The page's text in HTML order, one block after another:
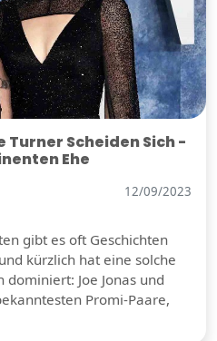
Turner Scheiden Sich -
Ehe
12/09/2023
gibt es oft Geschichten
kürzlich hat eine solche
Joe Jonas und
Promi-Paare,